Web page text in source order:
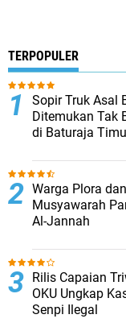
TERPOPULER
Sopir Truk Asal
Ditemukan Tak
di Baturaja
Warga Plora
Musyawarah
Al-Jannah
Rilis Capaian
OKU Ungkap
Senpi Ilegal